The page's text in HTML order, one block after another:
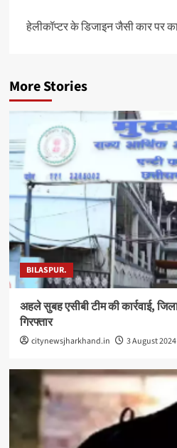
हेलीकॉप्टर के डिजाइन जैसी कार पर
More Stories
BILASPUR.
अहले सुबह एसीबी टीम की कार्रवाई,
गिरफ्तार
citynewsjharkhand.in 3 August 2024